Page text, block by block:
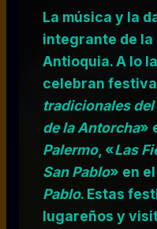
La música y la
integrante de la
Antioquia. A lo
celebran
tradicionales del
de la Antorcha»
Palermo, «Las
San Pablo» en el
Pablo. Estas
lugareños y